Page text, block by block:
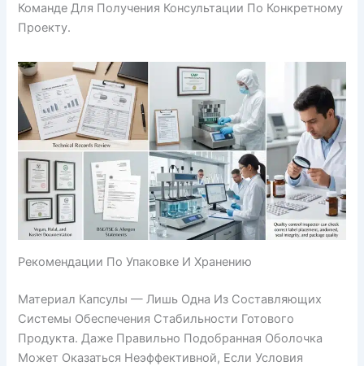
Команде Для Получения Консультации По Конкретному
Проекту.
Рекомендации По Упаковке И Хранению
Материал Капсулы — Лишь Одна Из Составляющих
Системы Обеспечения Стабильности Готового
Продукта. Даже Правильно Подобранная Оболочка
Может Оказаться Неэффективной, Если Условия